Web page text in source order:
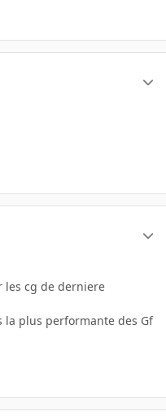
les cg de derniere
la plus performante des Gf